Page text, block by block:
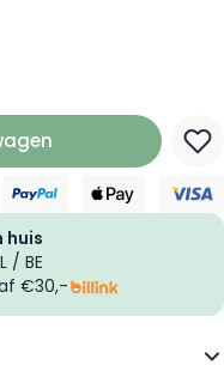
huis
/ BE
€30,-